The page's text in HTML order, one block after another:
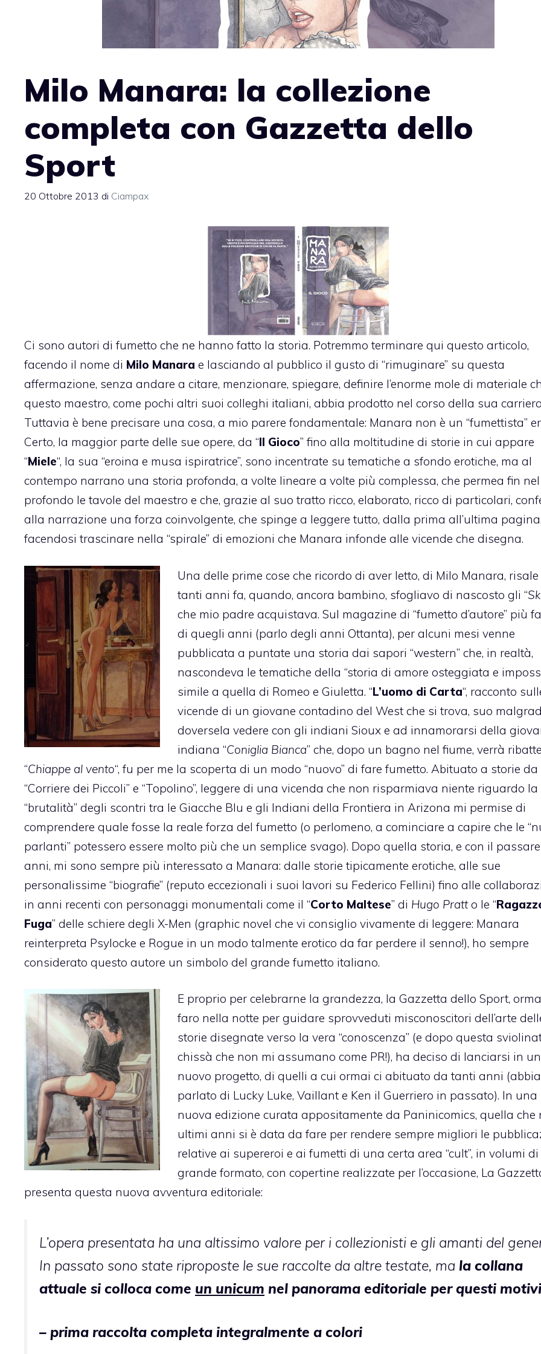
Milo Manara: la collezione
completa con Gazzetta dello
Sport
20 Ottobre 2013 di Ciampax
Ci sono autori di fumetto che ne hanno fatto la storia. Potremmo terminare qui questo articolo,
facendo il nome di Milo Manara e lasciando al pubblico il gusto di “rimuginare” su questa
affermazione, senza andare a citare, menzionare, spiegare, definire l’enorme mole di materiale
questo maestro, come pochi altri suoi colleghi italiani, abbia prodotto nel corso della sua
Tuttavia è bene precisare una cosa, a mio parere fondamentale: Manara non è un “fumettista”
Certo, la maggior parte delle sue opere, da “Il Gioco” fino alla moltitudine di storie in cui appare
“Miele“, la sua “eroina e musa ispiratrice”, sono incentrate su tematiche a sfondo erotiche, ma al
contempo narrano una storia profonda, a volte lineare a volte più complessa, che permea fin nel
profondo le tavole del maestro e che, grazie al suo tratto ricco, elaborato, ricco di particolari,
alla narrazione una forza coinvolgente, che spinge a leggere tutto, dalla prima all’ultima pagina,
facendosi trascinare nella “spirale” di emozioni che Manara infonde alle vicende che disegna.
Una delle prime cose che ricordo di aver letto, di Milo Manara, risale
tanti anni fa, quando, ancora bambino, sfogliavo di nascosto gli “
che mio padre acquistava. Sul magazine di “fumetto d’autore” più
di quegli anni (parlo degli anni Ottanta), per alcuni mesi venne
pubblicata a puntate una storia dai sapori “western” che, in realtà,
nascondeva le tematiche della “storia di amore osteggiata e
simile a quella di Romeo e Giuletta. “L’uomo di Carta“, racconto
vicende di un giovane contadino del West che si trova, suo
doversela vedere con gli indiani Sioux e ad innamorarsi della
indiana “Coniglia Bianca” che, dopo un bagno nel fiume, verrà
“Chiappe al vento“, fu per me la scoperta di un modo “nuovo” di fare fumetto. Abituato a storie da
“Corriere dei Piccoli” e “Topolino”, leggere di una vicenda che non risparmiava niente riguardo la
“brutalità” degli scontri tra le Giacche Blu e gli Indiani della Frontiera in Arizona mi permise di
comprendere quale fosse la reale forza del fumetto (o perlomeno, a cominciare a capire che le
parlanti” potessero essere molto più che un semplice svago). Dopo quella storia, e con il
anni, mi sono sempre più interessato a Manara: dalle storie tipicamente erotiche, alle sue
personalissime “biografie” (reputo eccezionali i suoi lavori su Federico Fellini) fino alle
in anni recenti con personaggi monumentali come il “Corto Maltese” di Hugo Pratto le “
Fuga” delle schiere degli X-Men (graphic novel che vi consiglio vivamente di leggere: Manara
reinterpreta Psylocke e Rogue in un modo talmente erotico da far perdere il senno!), ho sempre
considerato questo autore un simbolo del grande fumetto italiano.
E proprio per celebrarne la grandezza, la Gazzetta dello Sport,
faro nella notte per guidare sprovveduti misconoscitori dell’arte
storie disegnate verso la vera “conoscenza” (e dopo questa
chissà che non mi assumano come PR!), ha deciso di lanciarsi in un
nuovo progetto, di quelli a cui ormai ci abituato da tanti anni
parlato di Lucky Luke, Vaillant e Ken il Guerriero in passato). In una
nuova edizione curata appositamente da Paninicomics, quella che
ultimi anni si è data da fare per rendere sempre migliori le
relative ai supereroi e ai fumetti di una certa area “cult”, in volumi di
grande formato, con copertine realizzate per l’occasione, La
presenta questa nuova avventura editoriale:
L’opera presentata ha una altissimo valore per i collezionisti e gli amanti del
In passato sono state riproposte le sue raccolte da altre testate, ma la collana
attuale si colloca come un unicum nel panorama editoriale per questi
– prima raccolta completa integralmente a colori